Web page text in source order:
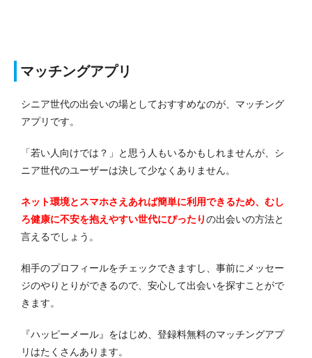
マッチングアプリ
シニア世代の出会いの場としておすすめなのが、マッチング
アプリです。
「若い人向けでは？」と思う人もいるかもしれませんが、シ
ニア世代のユーザーは決して少なくありません。
ネット環境とスマホさえあれば簡単に利用できるため、むし
ろ健康に不安を抱えやすい世代にぴったりの出会いの方法と
言えるでしょう。
相手のプロフィールをチェックできますし、事前にメッセー
ジのやりとりができるので、安心して出会いを探すことがで
きます。
『ハッピーメール』をはじめ、登録料無料のマッチングアプ
リはたくさんあります。